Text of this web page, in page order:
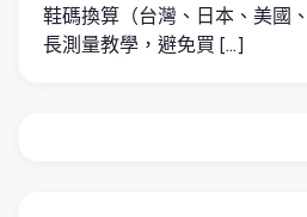
鞋碼換算（台灣、日本、美國
長測量教學，避免買 […]